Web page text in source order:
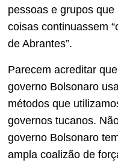
pessoas e grupos
coisas continuassem
de Abrantes”.
Parecem acreditar
governo Bolsonaro
métodos que
governos tucanos.
governo Bolsonaro
ampla coalizão de